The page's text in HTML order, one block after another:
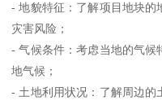
- 地貌特征：了解项目地块的
灾害风险；
- 气候条件：考虑当地的气候
地气候；
- 土地利用状况：了解周边的